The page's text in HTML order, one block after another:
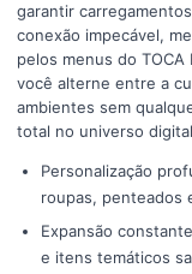
garantir
conexão impecável,
pelos menus do
você alterne entre a
ambientes sem
total no universo
Personalização
roupas, penteados
Expansão
e itens temáticos